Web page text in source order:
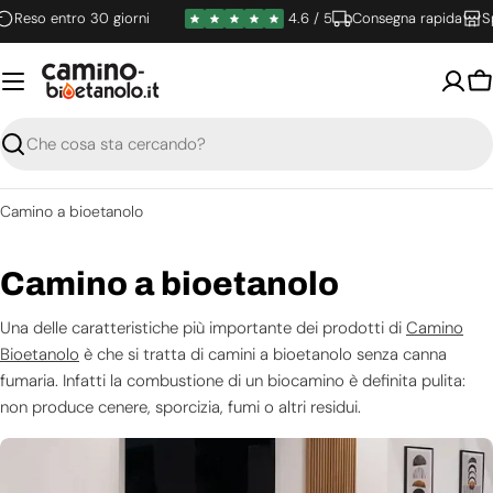
Vai
al
contenuto
entro 30 giorni 4.6 / 5 Consegna rapida
Ricerca
Camino a bioetanolo
C
o
l
l
e
Camino a bioetanolo
Una delle caratteristiche più importante dei prodotti di Camino
Bioetanolo è che si tratta di camini a bioetanolo senza canna
fumaria. Infatti la combustione di un biocamino è definita pulita:
non produce cenere, sporcizia, fumi o altri residui.
Il vantaggio è duplice: da un lato un caminetto a bioetanolo è un
elemento di design che arreda con un tocco contemporaneo la